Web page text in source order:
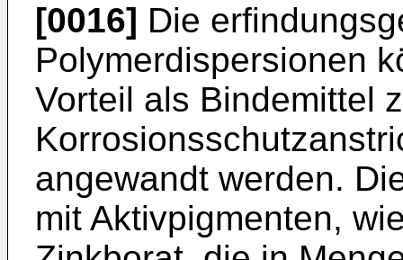
[0016] Die
Polymerdispersionen
Vorteil als Bindemittel
angewandt werden.
mit Aktivpigmen­ten,